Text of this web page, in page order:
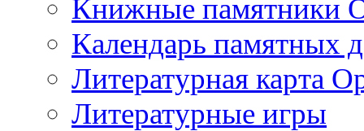
Книжные памятники
Календарь памятных
Литературная карта
Литературные игры